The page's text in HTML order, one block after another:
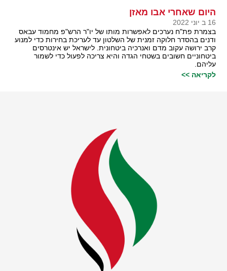
היום שאחרי אבו מאזן
16 ב יוני 2022
בצמרת פת"ח נערכים לאפשרות מותו של יו"ר הרש"פ מחמוד עבאס
ודנים בהסדר חלוקה זמנית של השלטון עד לעריכת בחירות כדי למנוע
קרב ירושה עקוב מדם ואנרכיה ביטחונית. לישראל יש אינטרסים
ביטחוניים חשובים בשטחי הגדה והיא צריכה לפעול כדי לשמור
עליהם.
לקריאה >>